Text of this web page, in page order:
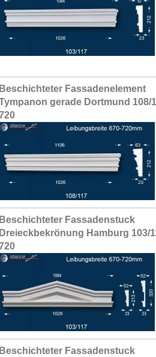
Beschichteter Fassadenelement
gerade Dortmund 108/
Beschichteter Fassadenstuck
Dreieckbekrönung Hamburg 103/
Beschichteter Fassadenstuck